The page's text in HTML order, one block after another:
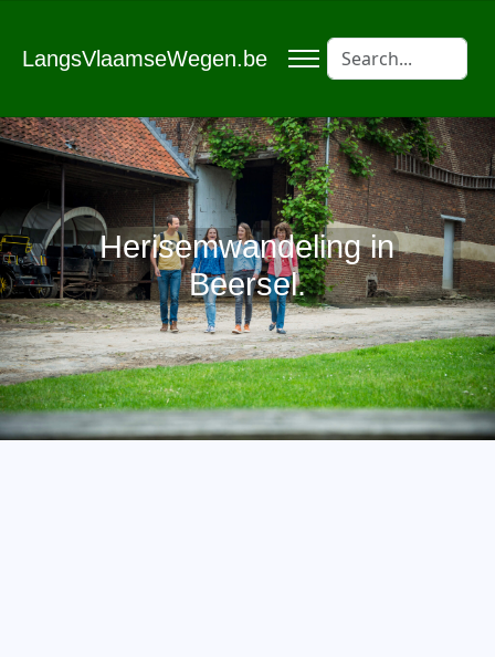
LangsVlaamseWegen.be
Herisemwandeling in
Beersel.